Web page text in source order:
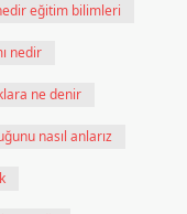
eğitim bilimleri
nedir
ne denir
nasıl anlarız